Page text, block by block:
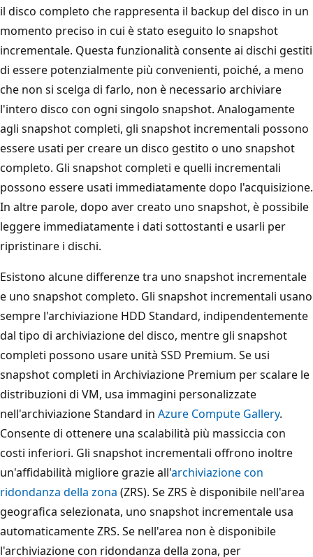
il disco completo che rappresenta il backup del disco in un
momento preciso in cui è stato eseguito lo snapshot
incrementale. Questa funzionalità consente ai dischi gestiti
di essere potenzialmente più convenienti, poiché, a meno
che non si scelga di farlo, non è necessario archiviare
l'intero disco con ogni singolo snapshot. Analogamente
agli snapshot completi, gli snapshot incrementali possono
essere usati per creare un disco gestito o uno snapshot
completo. Gli snapshot completi e quelli incrementali
possono essere usati immediatamente dopo l'acquisizione.
In altre parole, dopo aver creato uno snapshot, è possibile
leggere immediatamente i dati sottostanti e usarli per
ripristinare i dischi.
Esistono alcune differenze tra uno snapshot incrementale
e uno snapshot completo. Gli snapshot incrementali usano
sempre l'archiviazione HDD Standard, indipendentemente
dal tipo di archiviazione del disco, mentre gli snapshot
completi possono usare unità SSD Premium. Se usi
snapshot completi in Archiviazione Premium per scalare le
distribuzioni di VM, usa immagini personalizzate
nell'archiviazione Standard in Azure Compute Gallery.
Consente di ottenere una scalabilità più massiccia con
costi inferiori. Gli snapshot incrementali offrono inoltre
un'affidabilità migliore grazie all'archiviazione con
ridondanza della zona (ZRS). Se ZRS è disponibile nell'area
geografica selezionata, uno snapshot incrementale usa
automaticamente ZRS. Se nell'area non è disponibile
l'archiviazione con ridondanza della zona, per